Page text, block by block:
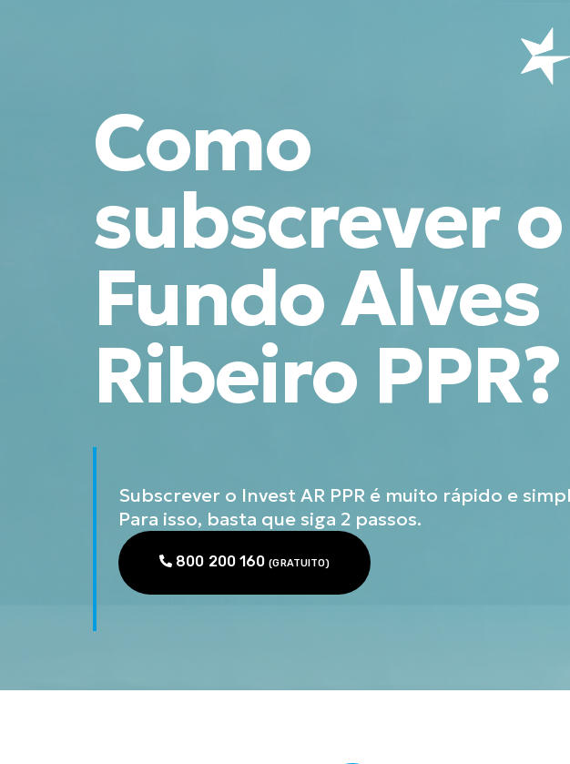
Como
subscrever o
Fundo Alves
Ribeiro PPR?
Subscrever o Invest AR PPR é muito rápido e
Para isso, basta que siga 2 passos.
800 200 160(GRATUITO)